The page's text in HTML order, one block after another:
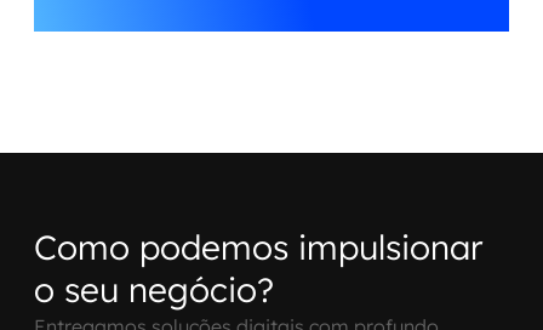
Como podemos impulsionar
o seu negócio?